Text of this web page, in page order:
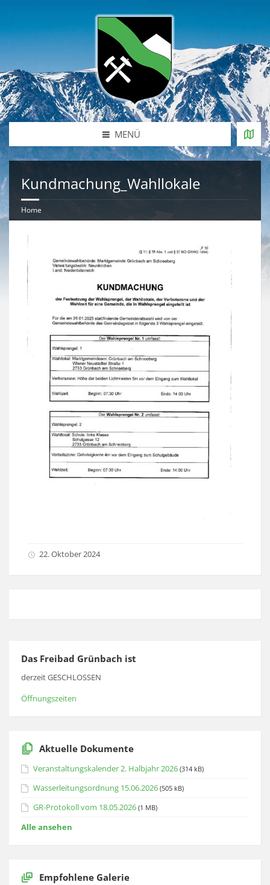
MENÜ
Kundmachung_Wahllokale
Home
22. Oktober 2024
Das Freibad Grünbach ist
derzeit GESCHLOSSEN
Öffnungszeiten
Aktuelle Dokumente
Veranstaltungskalender 2. Halbjahr 2026 (314 kB)
Wasserleitungsordnung 15.06.2026 (505 kB)
GR-Protokoll vom 18.05.2026 (1 MB)
Alle ansehen
Empfohlene Galerie